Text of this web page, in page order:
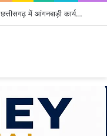
CG Anganwadi Recruitment 2026: छत्तीसगढ़ में आंगनबाड़ी कार्यकर्ता-सहायिका के पदों पर भर्ती, जानें आवेदन से जुड़ी पूरी जानकारी